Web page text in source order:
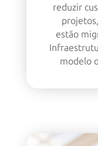
reduzir
estão
modelo